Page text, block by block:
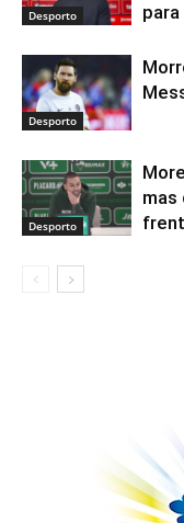
Desporto
para
Desporto
Desporto
mas